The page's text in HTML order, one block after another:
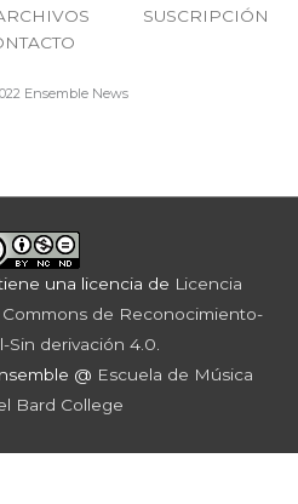
SUSCRIPCIÓN
Ensemble News
una licencia de Licencia
de Reconocimiento-
Sin derivación 4.0
@ Escuela de Música
Bard College